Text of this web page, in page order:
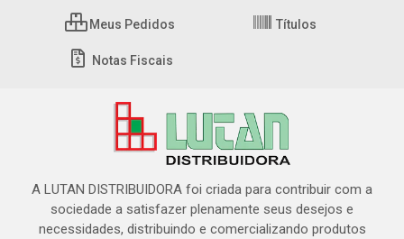
Meus Pedidos Títulos
Notas Fiscais
A LUTAN DISTRIBUIDORA foi criada para contribuir com a
sociedade a satisfazer plenamente seus desejos e
necessidades, distribuindo e comercializando produtos